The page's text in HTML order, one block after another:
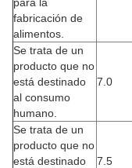
fabricación de
alimentos.
Se trata de un
producto que no
está destinado
al consumo
humano.
7.0
Se trata de un
producto que no
está destinado
7.5